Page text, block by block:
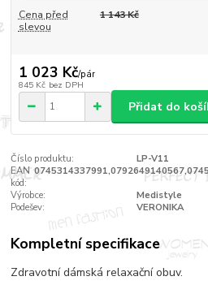
Cena před
slevou
1 143 Kč
1 023 Kč/pár
845 Kč bez DPH
Přidat do
Číslo produktu:
LP-V11
EAN
kód:
Výrobce:
Medistyle
Podešev:
VERONIKA
Kompletní specifikace
Zdravotní dámská relaxační obuv.